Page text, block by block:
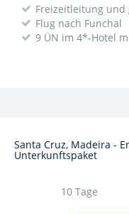
Freizeitleitung und
Flug nach Funchal
9 ÜN im 4*-Hotel
Santa Cruz, Madeira -
Unterkunftspaket
10 Tage